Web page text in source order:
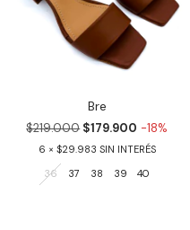
Bre
$219.000 $179.900 -18%
6
$29.983
36
37 38 39 40